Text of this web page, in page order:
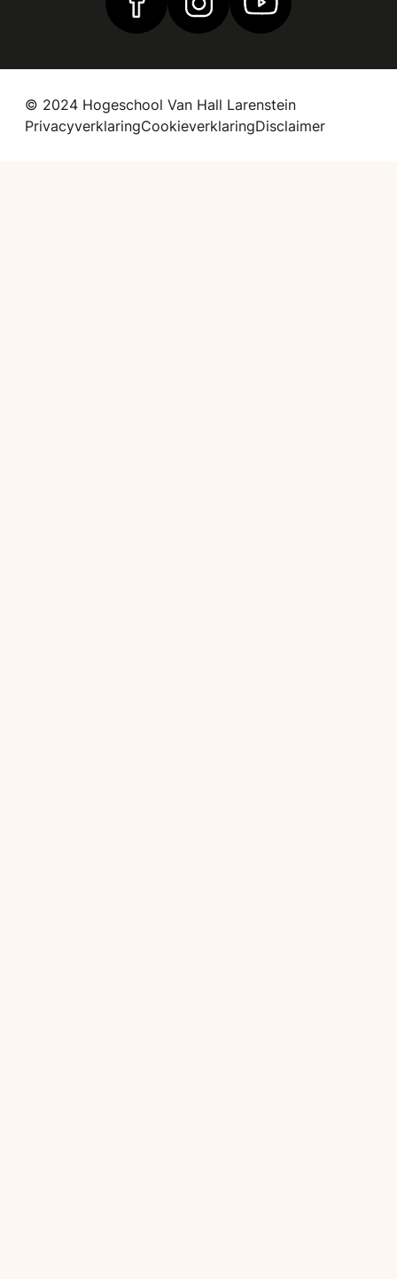
Vind ons op Facebook
Vind ons op Instagram
Vind ons op
© 2024 Hogeschool Van Hall Larenstein
PrivacyverklaringCookieverklaringDisclaimer